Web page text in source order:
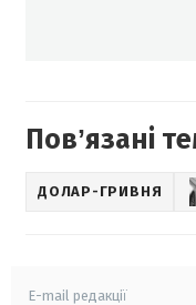
Повʼязані
ДОЛАР-ГРИВНЯ
E-mail редакції